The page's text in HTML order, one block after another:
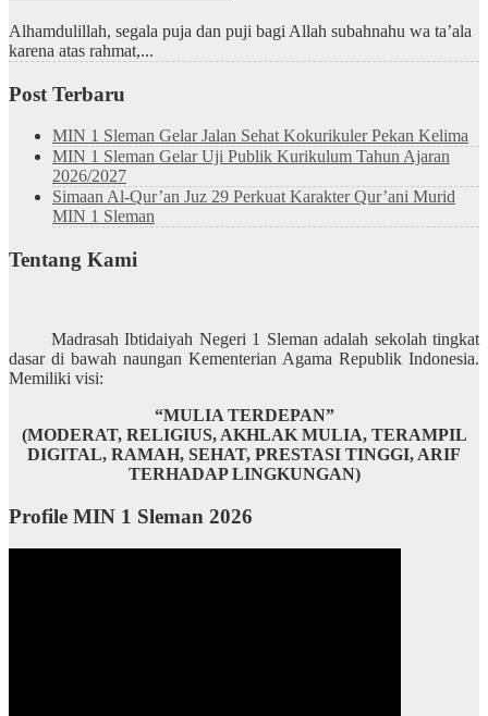
Alhamdulillah, segala puja dan puji bagi Allah subahnahu wa ta’ala
karena atas rahmat,...
Post Terbaru
MIN 1 Sleman Gelar Jalan Sehat Kokurikuler Pekan Kelima
MIN 1 Sleman Gelar Uji Publik Kurikulum Tahun Ajaran
2026/2027
Simaan Al-Qur’an Juz 29 Perkuat Karakter Qur’ani Murid
MIN 1 Sleman
Tentang Kami
Madrasah Ibtidaiyah Negeri 1 Sleman adalah sekolah tingkat
dasar di bawah naungan Kementerian Agama Republik Indonesia.
Memiliki visi:
“MULIA TERDEPAN”
(MODERAT, RELIGIUS, AKHLAK MULIA, TERAMPIL
DIGITAL, RAMAH, SEHAT, PRESTASI TINGGI, ARIF
TERHADAP LINGKUNGAN)
Profile MIN 1 Sleman 2026